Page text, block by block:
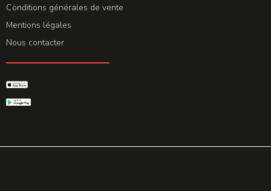
Conditions générales de vente
Mentions légales
Nous contacter